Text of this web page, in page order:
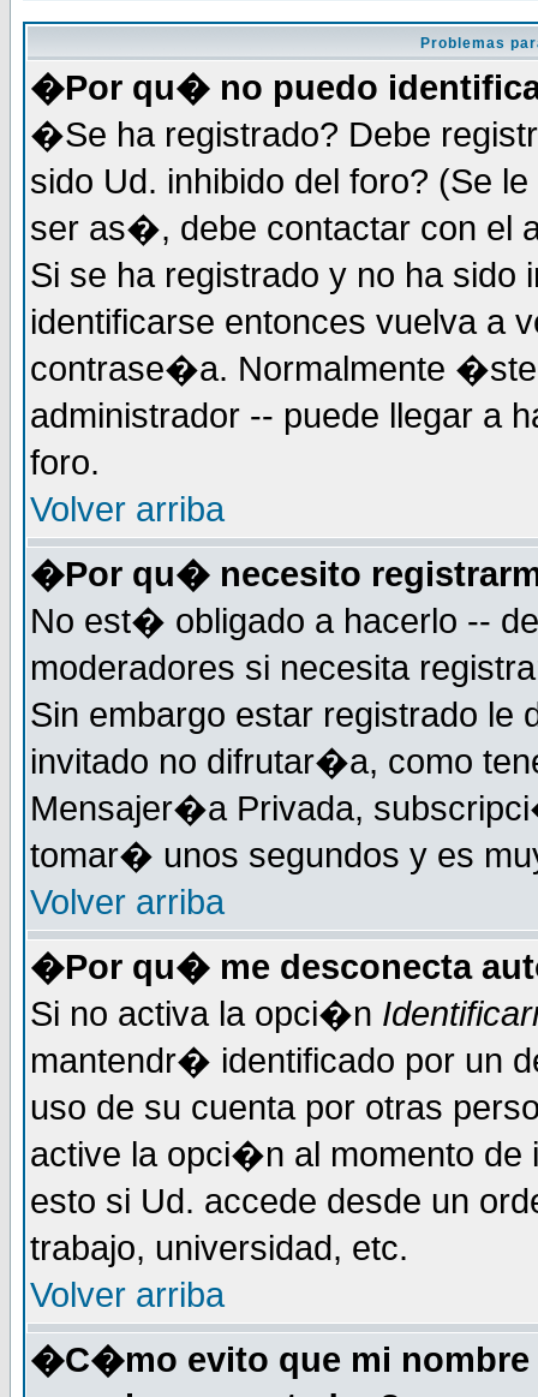
Problemas
�Por qu� no puedo
�Se ha registrado? Debe
sido Ud. inhibido del foro? (Se
ser as�, debe contactar con el
Si se ha registrado y no ha
identificarse entonces vuelva a
contrase�a. Normalmente
administrador -- puede llegar a
foro.
Volver arriba
�Por qu� necesito
No est� obligado a hacerlo --
moderadores si necesita
Sin embargo estar registrado le
invitado no difrutar�a, como
Mensajer�a Privada,
tomar� unos segundos y es
Volver arriba
�Por qu� me desconecta
Si no activa la opci�n
mantendr� identificado por un
uso de su cuenta por otras
active la opci�n al momento de
esto si Ud. accede desde un
trabajo, universidad, etc.
Volver arriba
�C�mo evito que mi nombre